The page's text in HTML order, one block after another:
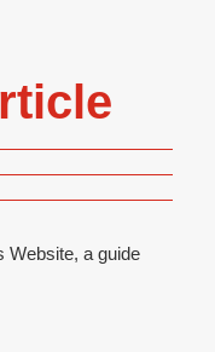
Website, a guide